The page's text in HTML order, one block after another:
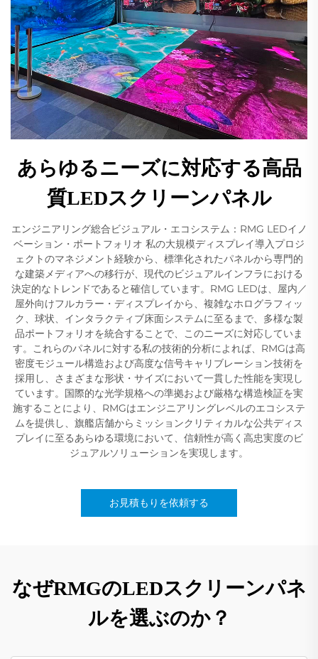
あらゆるニーズに対応する高品
質LEDスクリーンパネル
エンジニアリング総合ビジュアル・エコシステム：RMG LEDイノ
ベーション・ポートフォリオ 私の大規模ディスプレイ導入プロジ
ェクトのマネジメント経験から、標準化されたパネルから専門的
な建築メディアへの移行が、現代のビジュアルインフラにおける
決定的なトレンドであると確信しています。RMG LEDは、屋内／
屋外向けフルカラー・ディスプレイから、複雑なホログラフィッ
ク、球状、インタラクティブ床面システムに至るまで、多様な製
品ポートフォリオを統合することで、このニーズに対応していま
す。これらのパネルに対する私の技術的分析によれば、RMGは高
密度モジュール構造および高度な信号キャリブレーション技術を
採用し、さまざまな形状・サイズにおいて一貫した性能を実現し
ています。国際的な光学規格への準拠および厳格な構造検証を実
施することにより、RMGはエンジニアリングレベルのエコシステ
ムを提供し、旗艦店舗からミッションクリティカルな公共ディス
プレイに至るあらゆる環境において、信頼性が高く高忠実度のビ
ジュアルソリューションを実現します。
お見積もりを依頼する
なぜRMGのLEDスクリーンパネ
ルを選ぶのか？